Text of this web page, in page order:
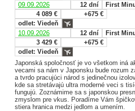
09.09.2026
12 dní
First
4 089 €
+675 €
odlet: Viedeň
10.09.2026
12 dní
First
3 429 €
+675 €
odlet: Viedeň
Japonská spoločnosť je vo všetkom iná
vecami sa nám v Japonsku bude rozum
a tvrdo pracujúci národ s jedinečnou
kde sa stretávajú ultra moderné veci s
fungujú. Zoznámime sa s japonskou
zmyslom pre vkus. Poradíme Vám
stiera hranica medzi jedlom a umením.